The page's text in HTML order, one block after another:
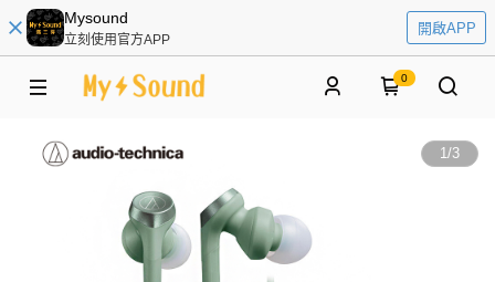
Mysound
立刻使用官方APP
開啟APP
0
1/3